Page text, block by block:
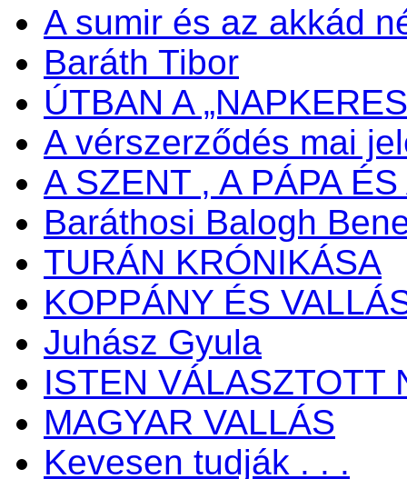
A sumir és az akkád
Baráth Tibor
ÚTBAN A
A vérszerződés mai
A SZENT , A PÁPA
Baráthosi Balogh
TURÁN KRÓNIKÁSA
KOPPÁNY ÉS
Juhász Gyula
ISTEN VÁLASZTOTT
MAGYAR VALLÁS
Kevesen tudják . . .